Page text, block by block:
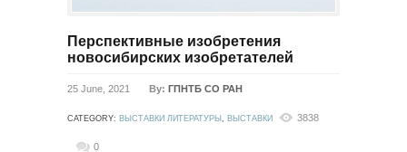
Перспективные изобретения
новосибирских изобретателей
25 June, 2021 By: ГПНТБ СО РАН
CATEGORY: ВЫСТАВКИ ЛИТЕРАТУРЫ , ВЫСТАВКИ 3838
0